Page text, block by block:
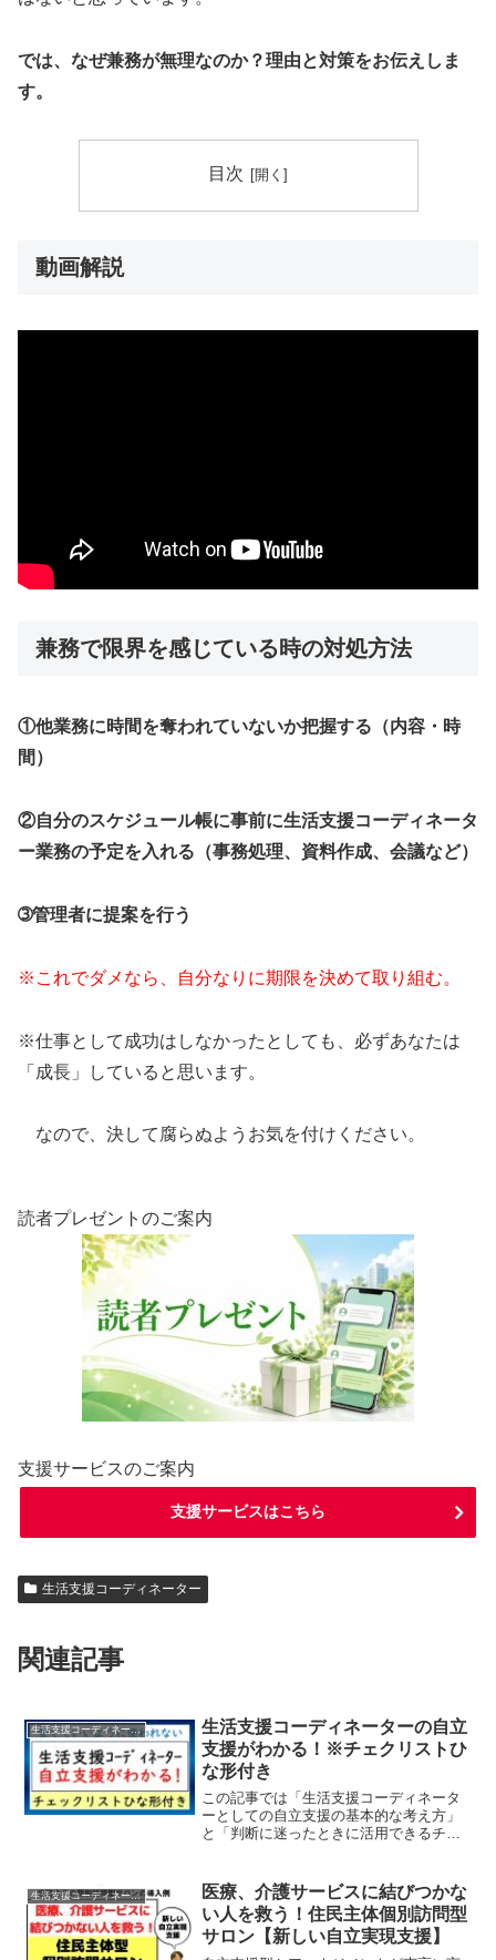
では、なぜ兼務が無理なのか？理由と対策をお伝えしま
す。
目次
動画解説
兼務で限界を感じている時の対処方法
①他業務に時間を奪われていないか把握する（内容・時
間）
②自分のスケジュール帳に事前に生活支援コーディネータ
ー業務の予定を入れる（事務処理、資料作成、会議など）
➂管理者に提案を行う
※これでダメなら、自分なりに期限を決めて取り組む。
※仕事として成功はしなかったとしても、必ずあなたは
「成長」していると思います。
なので、決して腐らぬようお気を付けください。
読者プレゼントのご案内
支援サービスのご案内
支援サービスはこちら
生活支援コーディネーター
関連記事
生活支援コーディネーター
生活支援コーディネーターの自立
支援がわかる！※チェクリストひ
な形付き
この記事では「生活支援コーディネータ
ーとしての自立支援の基本的な考え方」
と「判断に迷ったときに活用できるチェ
援」が重要なのか？地域住民主体で立ち
上がった支援サービスが...
生活支援コーディネーター
医療、介護サービスに結びつかな
い人を救う！住民主体個別訪問型
サロン【新しい自立実現支援】